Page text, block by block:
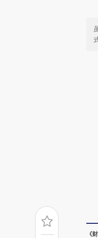
《